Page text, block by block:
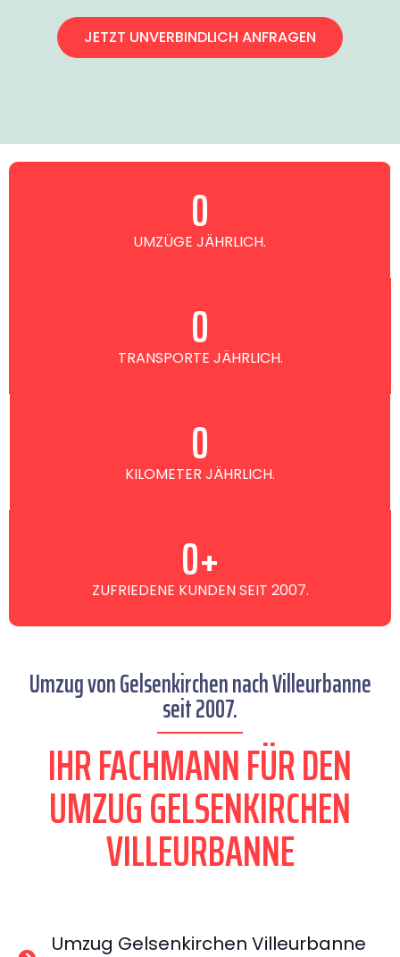
JETZT UNVERBINDLICH ANFRAGEN
UMZÜGE JÄHRLICH.
0
TRANSPORTE JÄHRLICH.
0
KILOMETER JÄHRLICH.
0
ZUFRIEDENE KUNDEN SEIT 2007.
0+
Umzug von Gelsenkirchen nach Villeurbanne
seit 2007.
IHR FACHMANN FÜR DEN
UMZUG GELSENKIRCHEN
VILLEURBANNE
Umzug Gelsenkirchen Villeurbanne